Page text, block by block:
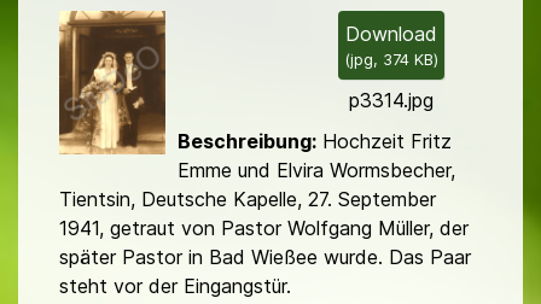
l
d
Download
(jpg, 374 KB)
p3314.jpg
Beschreibung:Hochzeit Fritz
Emme und Elvira Wormsbecher,
Tientsin, Deutsche Kapelle, 27. September
1941, getraut von Pastor Wolfgang Müller, der
später Pastor in Bad Wießee wurde. Das Paar
steht vor der Eingangstür.